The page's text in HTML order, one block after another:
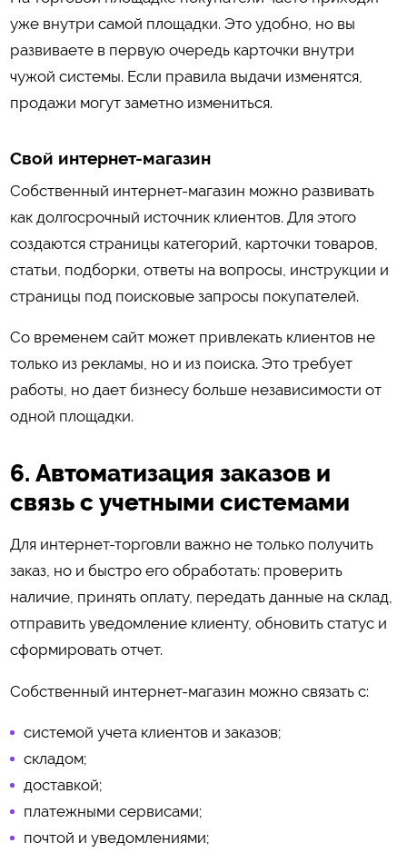
уже внутри самой площадки. Это удобно, но вы
развиваете в первую очередь карточки внутри
чужой системы. Если правила выдачи изменятся,
продажи могут заметно измениться.
Свой интернет-магазин
Собственный интернет-магазин можно развивать
как долгосрочный источник клиентов. Для этого
создаются страницы категорий, карточки товаров,
статьи, подборки, ответы на вопросы, инструкции и
страницы под поисковые запросы покупателей.
Со временем сайт может привлекать клиентов не
только из рекламы, но и из поиска. Это требует
работы, но дает бизнесу больше независимости от
одной площадки.
6. Автоматизация заказов и
связь с учетными системами
Для интернет-торговли важно не только получить
заказ, но и быстро его обработать: проверить
наличие, принять оплату, передать данные на склад,
отправить уведомление клиенту, обновить статус и
сформировать отчет.
Собственный интернет-магазин можно связать с:
системой учета клиентов и заказов;
складом;
доставкой;
платежными сервисами;
почтой и уведомлениями;